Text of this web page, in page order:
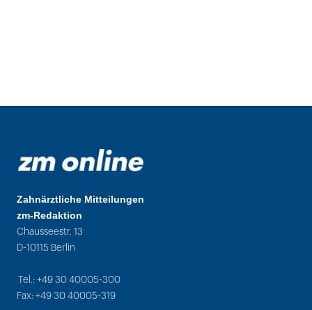
Zahnärztliche Mitteilungen
zm-Redaktion
Chausseestr. 13
D-10115 Berlin
Tel.: +49 30 40005-300
Fax: +49 30 40005-319